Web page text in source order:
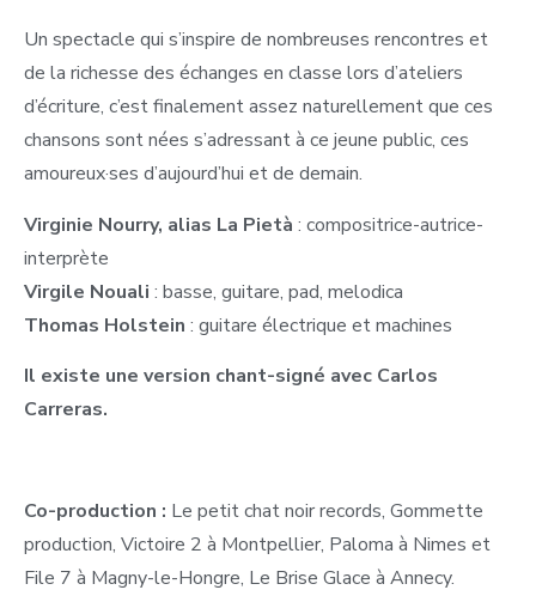
Un spectacle qui s’inspire de nombreuses rencontres et
de la richesse des échanges en classe lors d’ateliers
d’écriture, c’est finalement assez naturellement que ces
chansons sont nées s’adressant à ce jeune public, ces
amoureux·ses d’aujourd’hui et de demain.
Virginie Nourry, alias La Pietà : compositrice-autrice-
interprète
Virgile Nouali : basse, guitare, pad, melodica
Thomas Holstein : guitare électrique et machines
Il existe une version chant-signé avec Carlos
Carreras.
Co-production : Le petit chat noir records, Gommette
production, Victoire 2 à Montpellier, Paloma à Nimes et
File 7 à Magny-le-Hongre, Le Brise Glace à Annecy.